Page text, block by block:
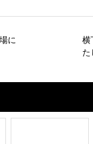
に
横
た